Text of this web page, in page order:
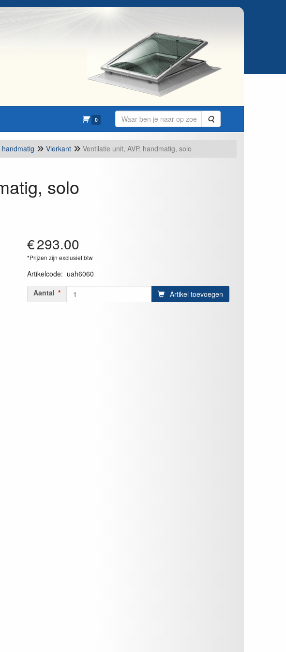
0 Zoeken
handmatig Vierkant Ventilatie unit, AVP, handmatig, solo
solo
€293.00
*Prijzen zijn exclusief btw
Artikelcode: uah6060
Aantal
Artikel toevoegen